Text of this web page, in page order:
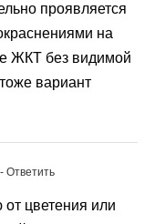
проявляется
на
ЖКТ без видимой
вариант
- Ответить
от цветения или